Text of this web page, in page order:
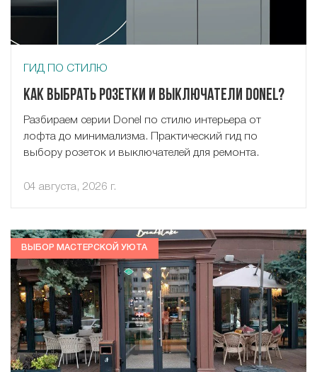
ГИД ПО СТИЛЮ
Как выбрать розетки и выключатели Donel?
Разбираем серии Donel по стилю интерьера от
лофта до минимализма. Практический гид по
выбору розеток и выключателей для ремонта.
04 августа, 2026 г.
ВЫБОР МАСТЕРСКОЙ УЮТА